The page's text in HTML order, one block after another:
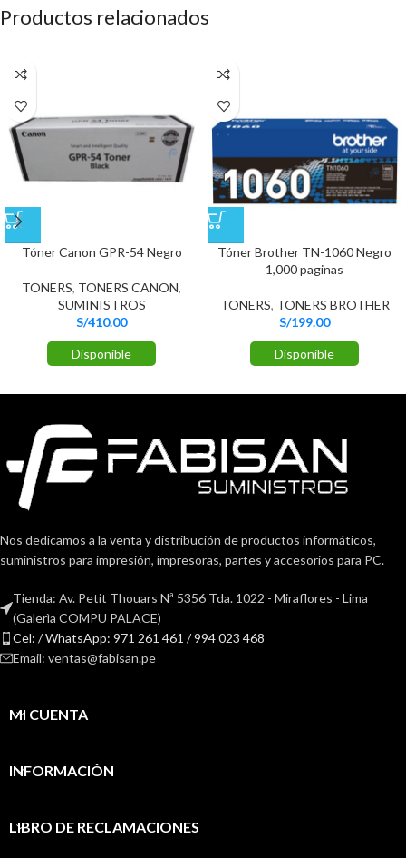
Productos relacionados
Tóner Canon GPR-54 Negro
TONERS, TONERS CANON,
SUMINISTROS
S/410.00
Disponible
Tóner Brother TN-1060 Negro
1,000 paginas
TONERS, TONERS BROTHER
S/199.00
Disponible
Nos dedicamos a la venta y distribución de productos informáticos,
suministros para impresión, impresoras, partes y accesorios para PC.
Tienda: Av. Petit Thouars Nª 5356 Tda. 1022 - Miraflores - Lima
(Galerìa COMPU PALACE)
Cel: / WhatsApp: 971 261 461 / 994 023 468
Email: ventas@fabisan.pe
MI CUENTA
INFORMACIÓN
LIBRO DE RECLAMACIONES